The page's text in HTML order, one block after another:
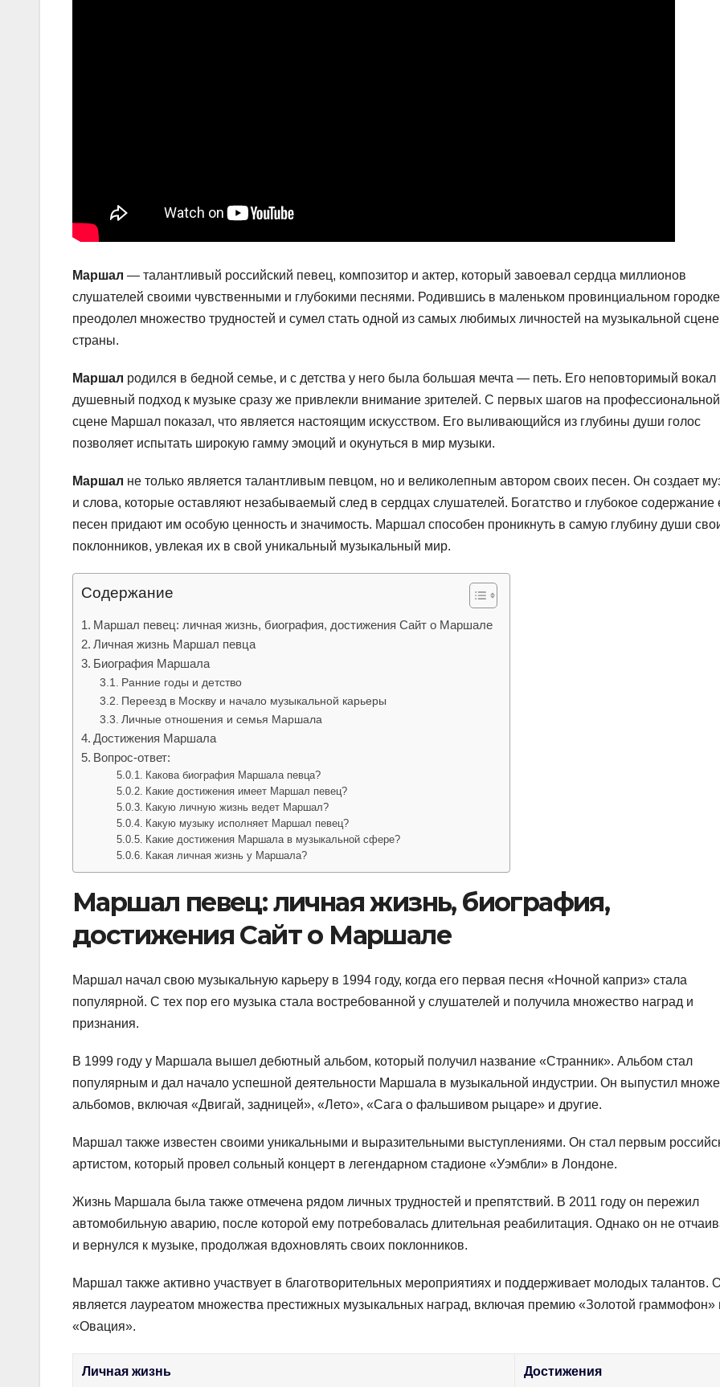
Маршал — талантливый российский певец, композитор и актер, который завоевал сердца миллионов
слушателей своими чувственными и глубокими песнями. Родившись в маленьком провинциальном
преодолел множество трудностей и сумел стать одной из самых любимых личностей на музыкальной сцене
страны.
Маршал родился в бедной семье, и с детства у него была большая мечта — петь. Его неповторимый вокал
душевный подход к музыке сразу же привлекли внимание зрителей. С первых шагов на профессиональной
сцене Маршал показал, что является настоящим искусством. Его выливающийся из глубины души голос
позволяет испытать широкую гамму эмоций и окунуться в мир музыки.
Маршал не только является талантливым певцом, но и великолепным автором своих песен. Он создает
и слова, которые оставляют незабываемый след в сердцах слушателей. Богатство и глубокое содержание
песен придают им особую ценность и значимость. Маршал способен проникнуть в самую глубину души
поклонников, увлекая их в свой уникальный музыкальный мир.
Содержание
Маршал певец: личная жизнь, биография, достижения Сайт о Маршале
Личная жизнь Маршал певца
Биография Маршала
Ранние годы и детство
Переезд в Москву и начало музыкальной карьеры
Личные отношения и семья Маршала
Достижения Маршала
Вопрос-ответ:
Какова биография Маршала певца?
Какие достижения имеет Маршал певец?
Какую личную жизнь ведет Маршал?
Какую музыку исполняет Маршал певец?
Какие достижения Маршала в музыкальной сфере?
Какая личная жизнь у Маршала?
Маршал певец: личная жизнь, биография,
достижения Сайт о Маршале
Маршал начал свою музыкальную карьеру в 1994 году, когда его первая песня «Ночной каприз» стала
популярной. С тех пор его музыка стала востребованной у слушателей и получила множество наград и
признания.
В 1999 году у Маршала вышел дебютный альбом, который получил название «Странник». Альбом стал
популярным и дал начало успешной деятельности Маршала в музыкальной индустрии. Он выпустил
альбомов, включая «Двигай, задницей», «Лето», «Сага о фальшивом рыцаре» и другие.
Маршал также известен своими уникальными и выразительными выступлениями. Он стал первым
артистом, который провел сольный концерт в легендарном стадионе «Уэмбли» в Лондоне.
Жизнь Маршала была также отмечена рядом личных трудностей и препятствий. В 2011 году он пережил
автомобильную аварию, после которой ему потребовалась длительная реабилитация. Однако он не
и вернулся к музыке, продолжая вдохновлять своих поклонников.
Маршал также активно участвует в благотворительных мероприятиях и поддерживает молодых талантов.
является лауреатом множества престижных музыкальных наград, включая премию «Золотой граммофон»
«Овация».
Личная жизнь Достижения